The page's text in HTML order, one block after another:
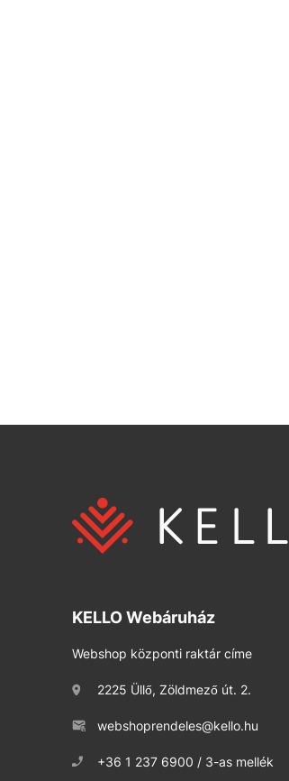
KELLO Webáruház
Webshop központi raktár címe
2225 Üllő, Zöldmező út. 2.
webshoprendeles@kello.hu
+36 1 237 6900 / 3-as mellék